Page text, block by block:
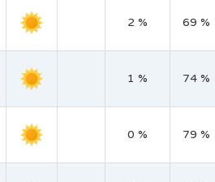
2 % 69 %
1 % 74 %
0 % 79 %